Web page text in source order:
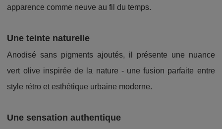
apparence comme neuve au fil du temps.
Une teinte naturelle
Anodisé sans pigments ajoutés, il présente une nuance
vert olive inspirée de la nature - une fusion parfaite entre
style rétro et esthétique urbaine moderne.
Une sensation authentique